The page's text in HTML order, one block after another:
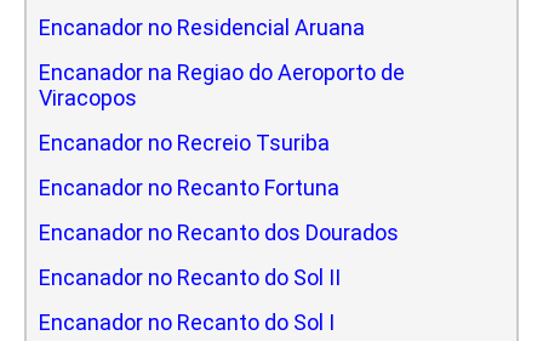
Encanador no Residencial Aruana
Encanador na Regiao do Aeroporto de
Viracopos
Encanador no Recreio Tsuriba
Encanador no Recanto Fortuna
Encanador no Recanto dos Dourados
Encanador no Recanto do Sol II
Encanador no Recanto do Sol I